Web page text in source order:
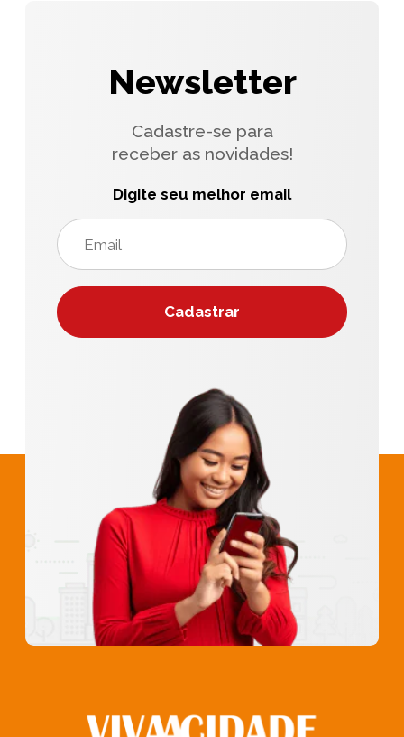
Newsletter
Cadastre-se para
receber as novidades!
Digite seu melhor email